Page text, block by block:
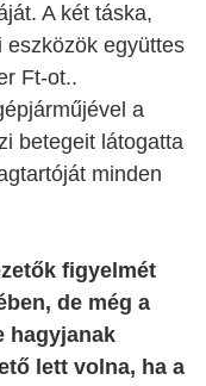
A két táska,
eszközök együttes
Ft-ot..
a
betegeit látogatta
minden
figyelmét
de még a
hagyjanak
lett volna, ha a